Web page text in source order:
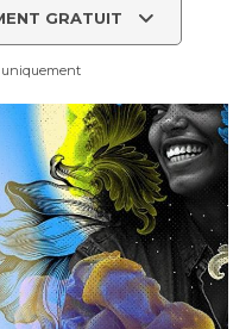
GRATUIT
uniquement